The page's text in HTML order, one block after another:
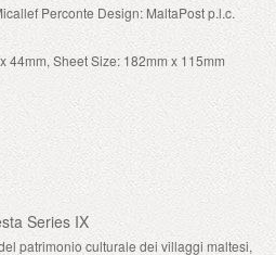
Perconte Design: MaltaPost p.l.c.
44mm, Sheet Size: 182mm x 115mm
Series IX
patrimonio culturale dei villaggi maltesi,